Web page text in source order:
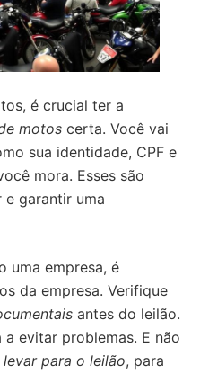
é crucial ter a
motos certa. Você vai
sua identidade, CPF e
mora. Esses são
e garantir uma
uma empresa, é
da empresa. Verifique
antes do leilão.
evitar problemas. E não
para o leilão, para